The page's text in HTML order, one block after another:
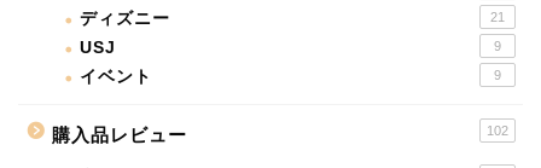
ディズニー 21
USJ 9
イベント 9
購入品レビュー 102